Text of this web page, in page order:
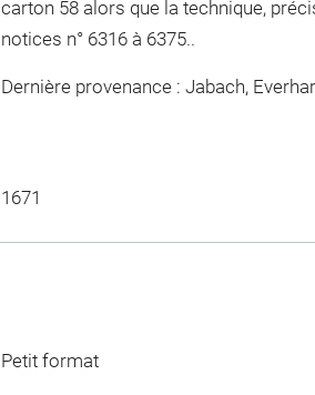
carton 58 alors que la technique,
notices n° 6316 à 6375..
Dernière provenance : Jabach,
1671
Petit format